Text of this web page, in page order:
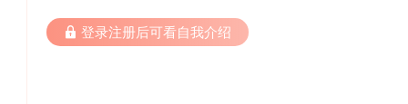
 登录注册后可看自我介绍